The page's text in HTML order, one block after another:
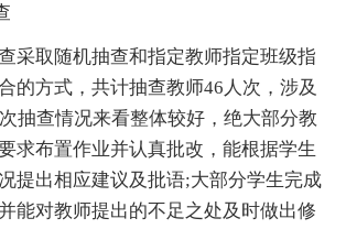
取随机抽查和指定教师指定班级指
的方式，共计抽查教师46人次，涉及
抽查情况来看整体较好，绝大部分教
求布置作业并认真批改，能根据学生
提出相应建议及批语;大部分学生完成
能对教师提出的不足之处及时做出修